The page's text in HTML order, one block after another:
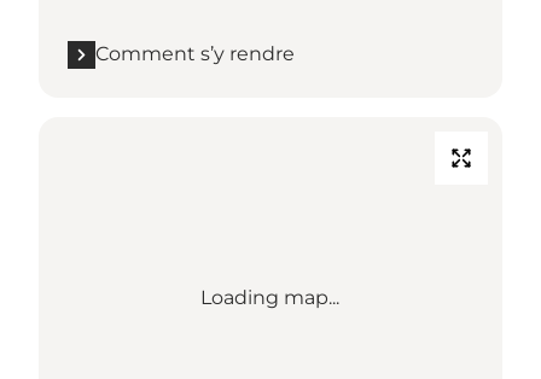
Comment s’y rendre
Loading map...